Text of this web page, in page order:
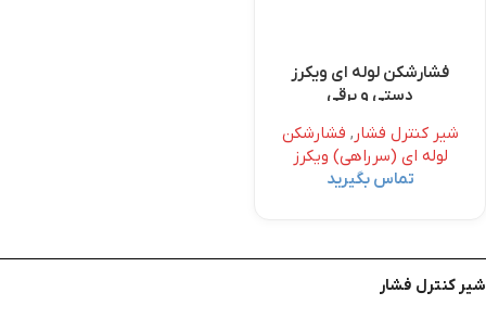
فشارشکن لوله ای ویکرز
دستی و برقی
شیر کنترل فشار , فشارشکن
لوله ای (سرراهی) ویکرز
تماس بگیرید
شیر کنترل فشار